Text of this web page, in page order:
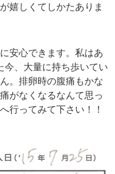
嬉しくてしかたありま
安心できます。私はあ
今、大量に持ち歩いてい
。排卵時の腹痛もかな
がなくなるなんて思っ
行ってみて下さい！！